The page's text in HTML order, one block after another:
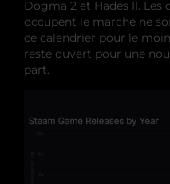
Dogma 2 et Hades II. Les
occupent le marché ne
ce calendrier pour le
reste ouvert pour une
part.